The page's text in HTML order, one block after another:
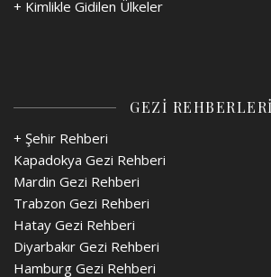
+ Kimlikle Gidilen Ülkeler
GEZİ REHBERLERİ
+ Şehir Rehberi
Kapadokya Gezi Rehberi
Mardin Gezi Rehberi
Trabzon Gezi Rehberi
Hatay Gezi Rehberi
Diyarbakır Gezi Rehberi
Hamburg Gezi Rehberi